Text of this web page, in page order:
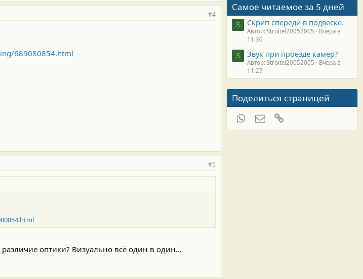
#4
689080854.html
#5
оптики? Визуально всё один в один...
Самое читаемое за 5 дней
S Скрип спереди в подвеске.
Автор: Stroitel20052005
Вчера в
11:30
S Звук при проезде камер?
Автор: Stroitel20052005
Вчера в
11:27
Поделиться страницей
WhatsAppЭлектронная почта